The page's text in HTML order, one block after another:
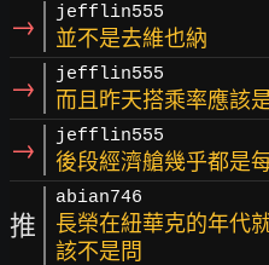
→ jefflin555
並不是去維也納
→ jefflin555
而且昨天搭乘率應該
→ jefflin555
後段經濟艙幾乎都是
推
abian746
長榮在紐華克的年代
該不是問